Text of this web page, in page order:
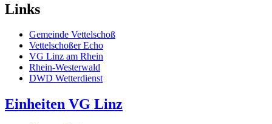
Links
Gemeinde Vettelschoß
Vettelschoßer Echo
VG Linz am Rhein
Rhein-Westerwald
DWD Wetterdienst
Einheiten VG Linz